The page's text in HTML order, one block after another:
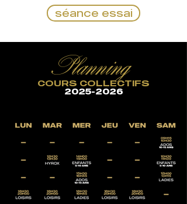
séance essai
Planning
COURS COLLECTIFS
2025-2026